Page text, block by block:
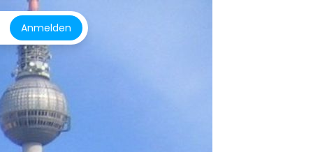
Anmelden